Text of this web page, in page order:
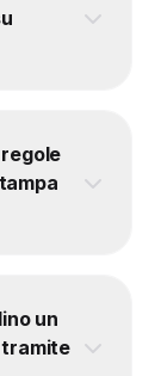
un
tramite